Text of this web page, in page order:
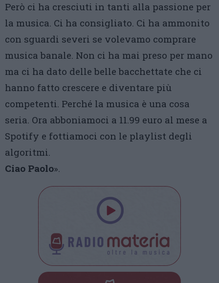
Però ci ha cresciuti in tanti alla passione per
la musica. Ci ha consigliato. Ci ha ammonito
con sguardi severi se volevamo comprare
musica banale. Non ci ha mai preso per mano
ma ci ha dato delle belle bacchettate che ci
hanno fatto crescere e diventare più
competenti. Perché la musica è una cosa
seria. Ora abboniamoci a 11.99 euro al mese a
Spotify e fottiamoci con le playlist degli
algoritmi.
Ciao Paolo».